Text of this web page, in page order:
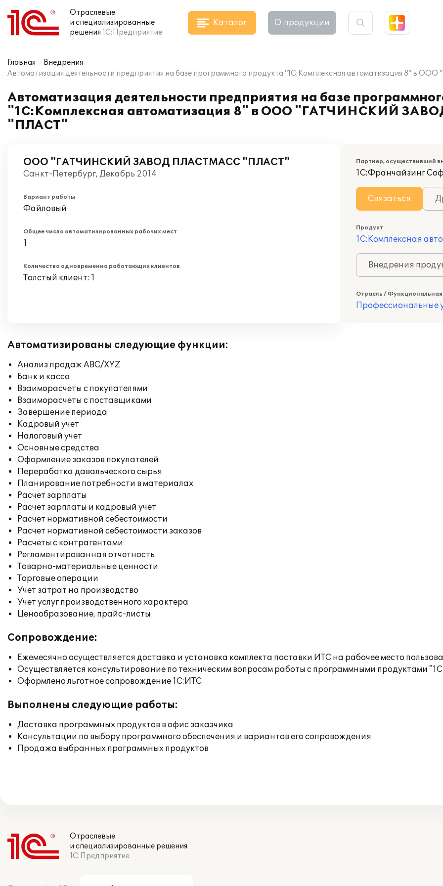
Отраслевые
и специализированные
решения 1С:Предприятие
Каталог О продукции
Главная
Внедрения
Автоматизация деятельности предприятия на базе программного продукта "1С:Комплексная автоматизация
Автоматизация деятельности предприятия на базе
"1С:Комплексная автоматизация 8" в ООО "ГАТЧИНСКИЙ
"ПЛАСТ"
ООО "ГАТЧИНСКИЙ ЗАВОД ПЛАСТМАСС "ПЛАСТ"
Санкт-Петербург, Декабрь 2014
Вариант работы
Файловый
Общее число автоматизированных рабочих мест
1
Количество одновременно работающих клиентов
Толстый клиент: 1
Партнер, осуществивший
1С:Франчайзинг
Связаться
Продукт
1С:Комплексная
Внедрения
Отрасль / Функциональная
Профессиональные
Автоматизированы следующие функции:
Анализ продаж ABC/XYZ
Банк и касса
Взаиморасчеты с покупателями
Взаиморасчеты с поставщиками
Завершение периода
Кадровый учет
Налоговый учет
Основные средства
Оформление заказов покупателей
Переработка давальческого сырья
Планирование потребности в материалах
Расчет зарплаты
Расчет зарплаты и кадровый учет
Расчет нормативной себестоимости
Расчет нормативной себестоимости заказов
Расчеты с контрагентами
Регламентированная отчетность
Товарно-материальные ценности
Торговые операции
Учет затрат на производство
Учет услуг производственного характера
Ценообразование, прайс-листы
Сопровождение:
Ежемесячно осуществляется доставка и установка комплекта поставки ИТС на рабочее место
Осуществляется консультирование по техническим вопросам работы с программными продуктами
Оформлено льготное сопровождение 1С:ИТС
Выполнены следующие работы:
Доставка программных продуктов в офис заказчика
Консультации по выбору программного обеспечения и вариантов его сопровождения
Продажа выбранных программных продуктов
Отраслевые
и специализированные решения
1С:Предприятие